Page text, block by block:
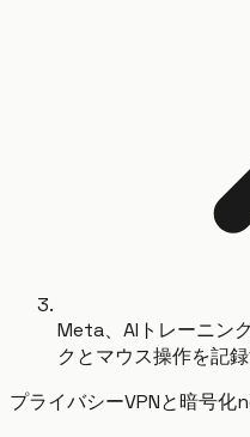
Meta、AIトレーニン
クとマウス操作を記
プライバシーVPNと暗号化